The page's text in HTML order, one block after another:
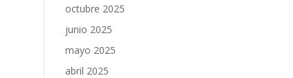
octubre 2025
junio 2025
mayo 2025
abril 2025